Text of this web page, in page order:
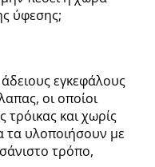
ύφεσης;
άδειους εγκεφάλους
οι οποίοι
και χωρίς
τα υλοποιήσουν με
τρόπο,